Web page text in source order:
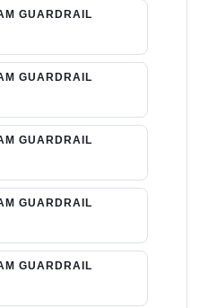
GUARDRAIL
GUARDRAIL
GUARDRAIL
GUARDRAIL
GUARDRAIL